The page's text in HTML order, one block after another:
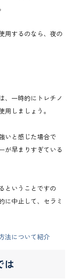
用するのなら、夜の
、一時的にトレチノ
しましょう。
いと感じた場合で
が早まりすぎている
ということですの
に中止して、セラミ
法について紹介
は